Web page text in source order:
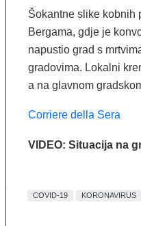
Šokantne slike kobnih
Bergama, gdje je
napustio grad s
gradovima. Lokalni
a na glavnom
Corriere della Sera
VIDEO: Situacija na
COVID-19 KORONAVIRUS